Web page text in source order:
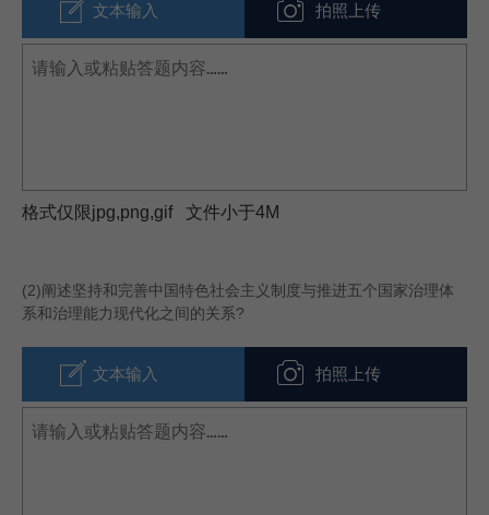
文本输入 拍照上传
格式仅限jpg,png,gif 文件小于4M
(2)阐述坚持和完善中国特色社会主义制度与推进五个国家治理体
系和治理能力现代化之间的关系?
文本输入 拍照上传